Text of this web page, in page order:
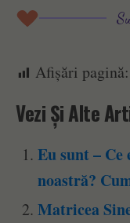
Afișări pagină:
Vezi Și Alte
Eu sunt – Ce
noastră?
Matricea